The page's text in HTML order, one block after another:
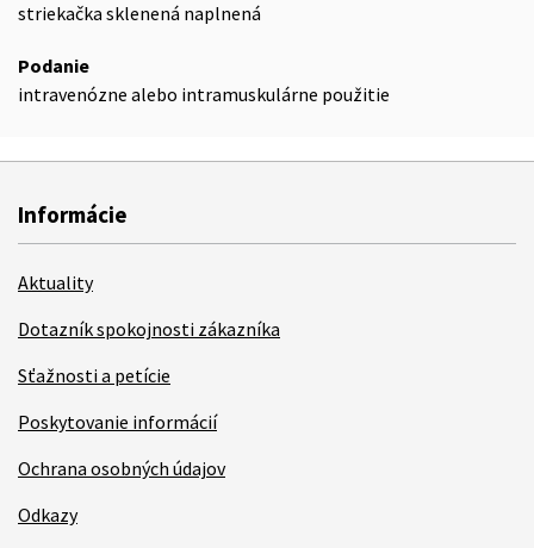
striekačka sklenená naplnená
Podanie
intravenózne alebo intramuskulárne použitie
Informácie
Aktuality
Dotazník spokojnosti zákazníka
Sťažnosti a petície
Poskytovanie informácií
Ochrana osobných údajov
Odkazy